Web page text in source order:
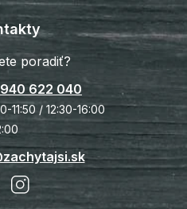
poradiť?
940 622 040
11:50 / 12:30-16:00